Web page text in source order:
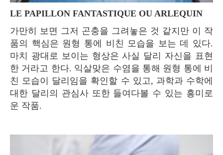
LE PAPILLON FANTASTIQUE OU ARLEQUIN
가만히 보면 그저 곤충을 그려놓은 것 같지만 이 작
품의 핵심은 원형 통에 비친 모습을 보는 데 있다.
마치 광대로 보이는 형상은 사실 달리 자신을 표현
한 거라고 한다. 익살맞은 수염을 통해 원형 통에 비
친 모습이 달리임을 확인할 수 있고, 과학과 수학에
대한 달리의 관심사 또한 들여다볼 수 있는 흥미로
운 작품.